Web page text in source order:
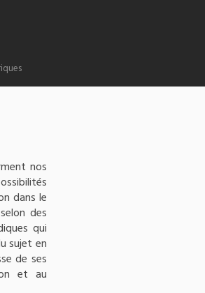
nos
dans le
des
qui
sujet en
de ses
et au